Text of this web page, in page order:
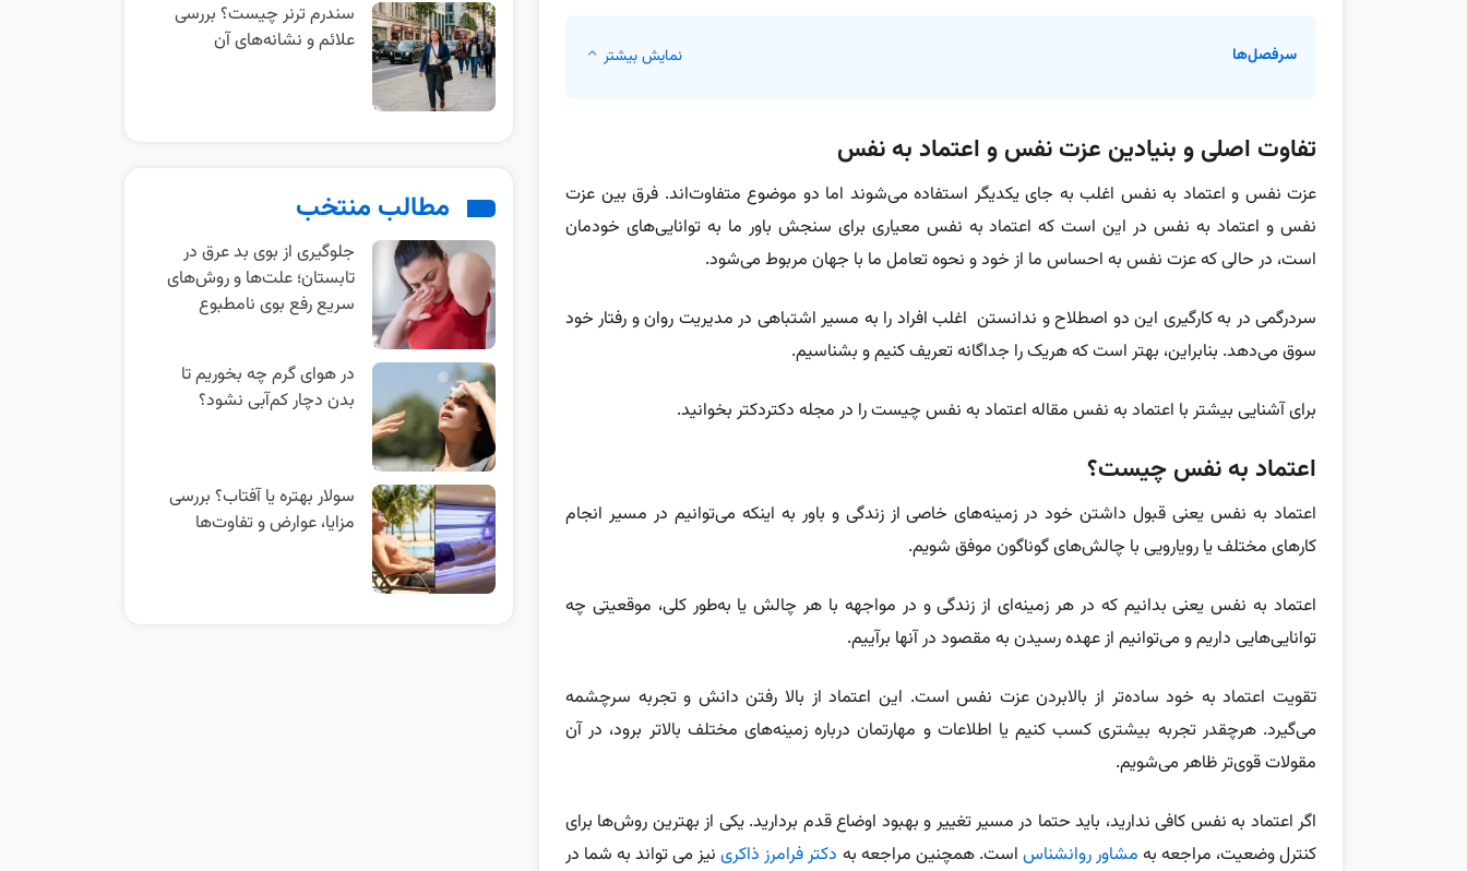
سرفصل‌ها نمایش بیشتر
تفاوت اصلی و بنیادین عزت نفس و اعتماد به نفس
عزت نفس و اعتماد به نفس اغلب به جای یکدیگر استفاده می‌شوند اما دو موضوع متفاوت‌اند. فرق بین عزت
نفس و اعتماد به نفس در این است که اعتماد به نفس معیاری برای سنجش باور ما به توانایی‌های خودمان
است، در حالی که عزت نفس به احساس ما از خود و نحوه تعامل ما با جهان مربوط می‌شود.
سردرگمی در به‌ کارگیری این دو اصطلاح و ندانستن اغلب افراد را به مسیر اشتباهی در مدیریت روان و رفتار خود
سوق می‌دهد. بنابراین، بهتر است که هریک را جداگانه تعریف کنیم و بشناسیم.
برای آشنایی بیشتر با اعتماد به نفس مقاله اعتماد به نفس چیست را در مجله دکتردکتر بخوانید.
اعتماد به نفس چیست؟
اعتماد به نفس یعنی قبول‌ داشتن خود در زمینه‌های خاصی از زندگی و باور به اینکه می‌توانیم در مسیر انجام
کارهای مختلف یا رویارویی با چالش‌های گوناگون موفق شویم.
اعتماد به نفس یعنی بدانیم که در هر زمینه‌ای از زندگی و در مواجهه با هر چالش یا به‌طور کلی، موقعیتی چه
توانایی‌هایی داریم و می‌توانیم از عهده رسیدن به مقصود در آنها برآییم.
تقویت اعتماد به خود ساده‌تر از بالابردن عزت نفس است. این اعتماد از بالا رفتن دانش و تجربه سرچشمه
می‌گیرد. هرچقدر تجربه بیشتری کسب کنیم یا اطلاعات و مهارتمان درباره زمینه‌های مختلف بالاتر برود، در آن
مقولات قوی‌تر ظاهر می‌شویم.
اگر اعتماد به نفس کافی ندارید، باید حتما در مسیر تغییر و بهبود اوضاع قدم بردارید. یکی از بهترین روش‌ها برای
کنترل وضعیت، مراجعه به مشاور روانشناس است. همچنین مراجعه به دکتر فرامرز ذاکرینیز می تواند به شما در
سندرم ترنر چیست؟ بررسی
علائم و نشانه‌های آن
مطالب منتخب
جلوگیری از بوی بد عرق در
تابستان؛ علت‌ها و روش‌های
سریع رفع بوی نامطبوع
در هوای گرم چه بخوریم تا
بدن دچار کم‌آبی نشود؟
سولار بهتره یا آفتاب؟ بررسی
مزایا، عوارض و تفاوت‌ها